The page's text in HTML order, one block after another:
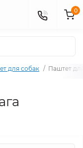
0
для собак Паштет